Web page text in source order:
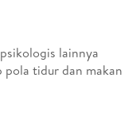
lainnya
tidur dan makan